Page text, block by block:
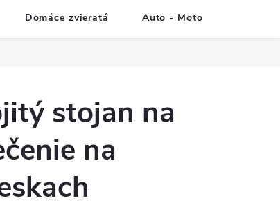
Domáce zvieratá Auto - Moto
stojan na
na